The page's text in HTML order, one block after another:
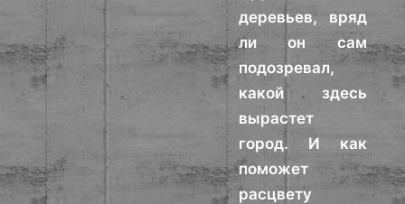
деревьев, вряд
ли он сам
подозревал,
какой здесь
вырастет
город. И как
поможет
расцвету